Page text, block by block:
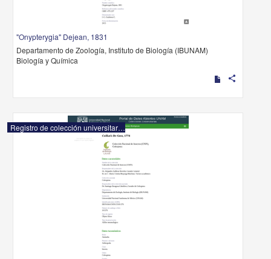
"Onypterygia" Dejean, 1831
Departamento de Zoología, Instituto de Biología (IBUNAM)
Biología y Química
share
Registro de colección universitaria